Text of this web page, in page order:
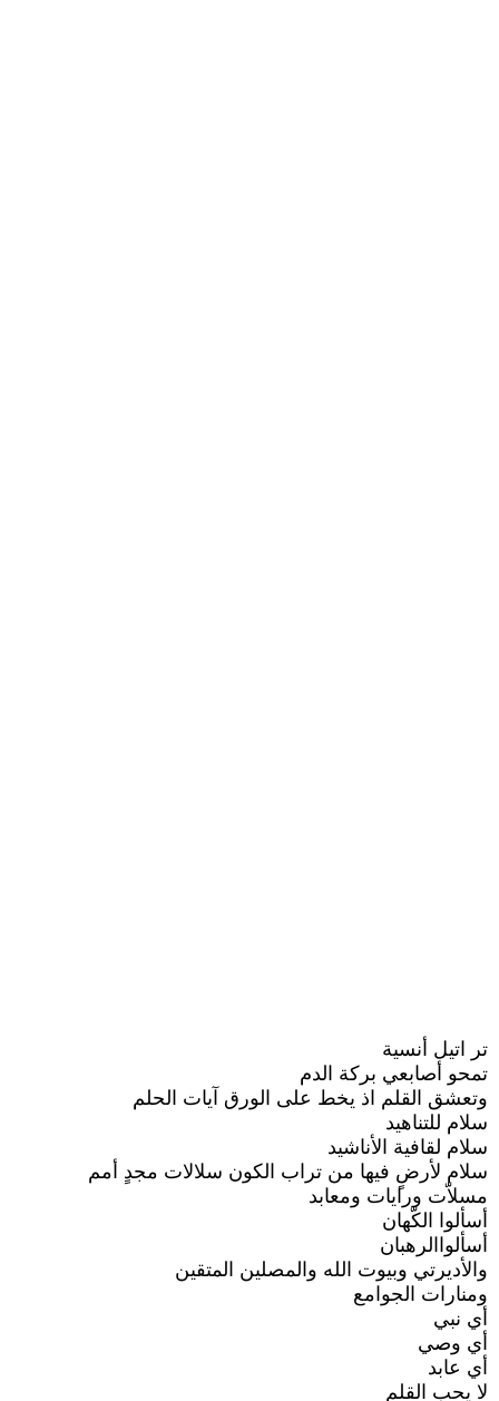
تر اتيل أنسية
تمحو أصابعي بركة الدم
وتعشق القلم اذ يخط على الورق آيات الحلم
سلام للتناهيد
سلام لقافية الأناشيد
سلام لأرضٍ فيها من تراب الكون سلالات مجدٍ أمم
مسلاّت ورايات ومعابد
أسألوا الكّهان
أسألواالرهبان
والأديرتي وبيوت الله والمصلين المتقين
ومنارات الجوامع
أي نبي
أي وصي
أي عابد
لا يحب القلم